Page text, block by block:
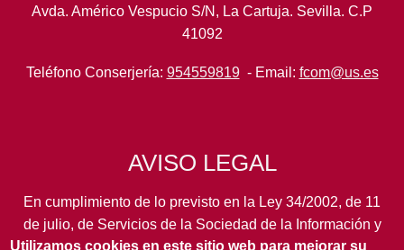
Avda. Américo Vespucio S/N, La Cartuja. Sevilla. C.P
41092
Teléfono Conserjería: 954559819- Email: fcom@us.es
AVISO LEGAL
En cumplimiento de lo previsto en la Ley 34/2002, de 11
de julio, de Servicios de la Sociedad de la Información y
Utilizamos cookies en este sitio web para mejorar su